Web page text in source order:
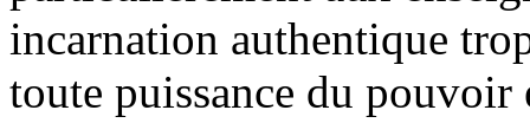
incarnation authentique
toute puissance du pouvoir